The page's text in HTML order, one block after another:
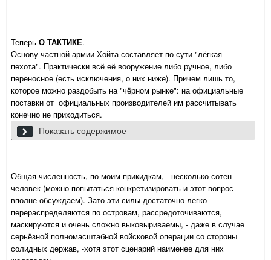
Теперь О ТАКТИКЕ.
Основу частной армии Хойта составляет по сути "лёгкая
пехота". Практически всё её вооружение либо ручное, либо
переносное (есть исключения, о них ниже). Причем лишь то,
которое можно раздобыть на "чёрном рынке": на официальные
поставки от официальных производителей им рассчитывать
конечно не приходиться.
Так например:
максимум местной ПВО - это ПЗРК и ККП/МЗА;
контроль прибрежных вод осуществляется в основном теми-же
пехотинцами, посаженными на легкие лодки РИБ, или
отобранные у местных рыбаков шаланды;
А вот авиация наёмников, в ирговом мире, -это абсолютный
анрыл ИМХО, поэтому в данном тестовом примере, предлагаю
её значительно опримитивить. Как именно, - обсуждаемо.
Показать содержимое
Общая численность, по моим прикидкам, - несколько сотен
человек (можно попытаться конкретизировать и этот вопрос
вполне обсуждаем). Зато эти силы достаточно легко
перераспределяются по островам, рассредоточиваются,
маскируются и очень сложно выковыриваемы, - даже в случае
серьёзной полномасштабной войсковой операции со стороны
солидных держав, -хотя этот сценарий наименее для них